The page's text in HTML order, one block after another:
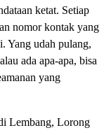
ketat. Setiap
nomor kontak yang
Yang udah pulang,
ada apa-apa, bisa
yang
Lembang, Lorong